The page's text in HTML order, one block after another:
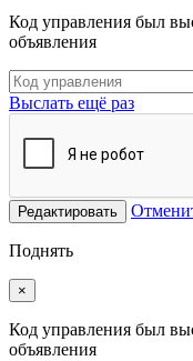
Код управления был
объявления
Выслать ещё раз
Редактировать
Поднять
×
Код управления был
объявления